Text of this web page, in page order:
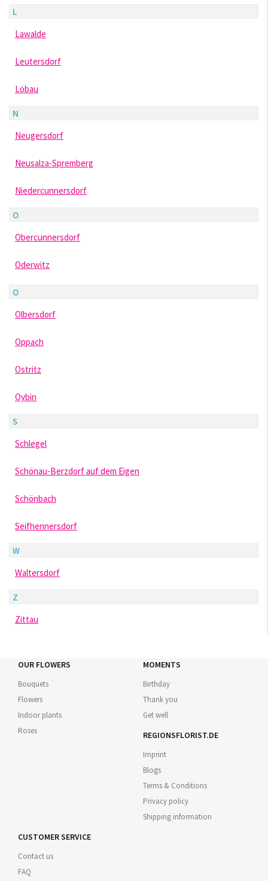
L
Lawalde
Leutersdorf
Löbau
N
Neugersdorf
Neusalza-Spremberg
Niedercunnersdorf
O
Obercunnersdorf
Oderwitz
O
Olbersdorf
Oppach
Ostritz
Oybin
S
Schlegel
Schönau-Berzdorf auf dem Eigen
Schönbach
Seifhennersdorf
W
Waltersdorf
Z
Zittau
OUR FLOWERS
Bouquets
Flowers
Indoor plants
Roses
MOMENTS
Birthday
Thank you
Get well
REGIONSFLORIST.DE
Imprint
Blogs
Terms & Conditions
Privacy policy
Shipping information
CUSTOMER SERVICE
Contact us
FAQ